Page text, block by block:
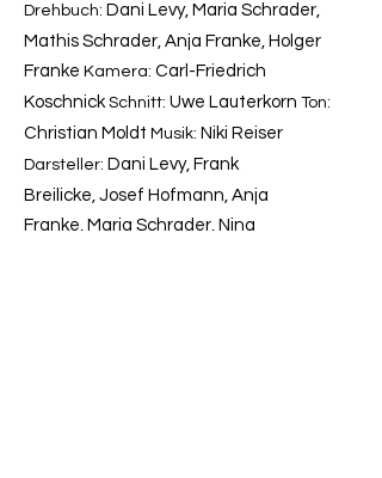
Drehbuch: Dani Levy, Maria Schrader,
Mathis Schrader, Anja Franke, Holger
Franke Kamera: Carl-Friedrich
KoschnickSchnitt: Uwe Lauterkorn Ton:
Christian Moldt Musik: Niki Reiser
Darsteller: Dani Levy, Frank
Breilicke, Josef Hofmann, Anja
Franke, Maria Schrader, Nina